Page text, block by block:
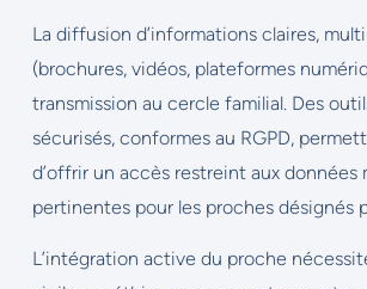
La diffusion d’informations claires,
(brochures, vidéos, plateformes
transmission au cercle familial. Des
sécurisés, conformes au RGPD,
d’offrir un accès restreint aux données
pertinentes pour les proches désignés
L’intégration active du proche